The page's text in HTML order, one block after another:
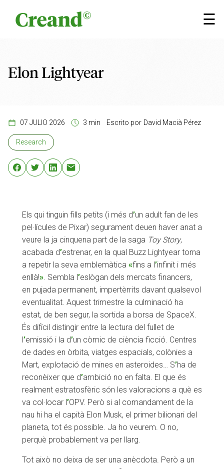
☰
×
Elon Lightyear
07 JULIO 2026 3 min Escrito por David Macià Pérez
Research
Els qui tinguin fills petits (i més d’un adult fan de les
pel·lícules de Pixar) segurament deuen haver anat a
veure la ja cinquena part de la saga Toy Story,
acabada d’estrenar, en la qual Buzz Lightyear torna
a repetir la seva emblemàtica «fins a l’infinit i més
enllà!». Sembla l’eslògan dels mercats financers,
en pujada permanent, impertèrrits davant qualsevol
eventualitat. Aquest trimestre la culminació ha
estat, de ben segur, la sortida a borsa de SpaceX.
És difícil distingir entre la lectura del fullet de
l’emissió i la d’un còmic de ciència ficció. Centres
de dades en òrbita, viatges espacials, colònies a
Mart, explotació de mines en asteroides… S’ha de
reconèixer que d’ambició no en falta. El que és
realment estratosfèric són les valoracions a què es
va col·locar l’OPV. Però si al comandament de la
nau hi ha el capità Elon Musk, el primer bilionari del
planeta, tot és possible. Ja ho veurem. O no,
perquè probablement va per llarg.
Tot això no deixa de ser una anècdota. Però a un